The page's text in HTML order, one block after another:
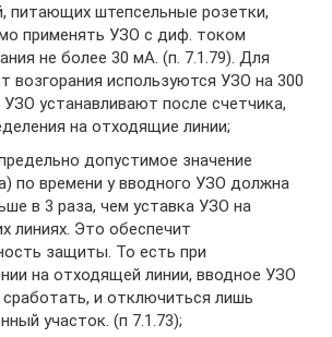
питающих штепсельные розетки,
применять УЗО с диф. током
не более 30 мА. (п. 7.1.79). Для
возгорания используются УЗО на 300
устанавливают после счетчика,
на отходящие линии;
допустимое значение
по времени у вводного УЗО должна
в 3 раза, чем уставка УЗО на
линиях. Это обеспечит
защиты. То есть при
на отходящей линии, вводное УЗО
сработать, и отключиться лишь
участок. (п 7.1.73);